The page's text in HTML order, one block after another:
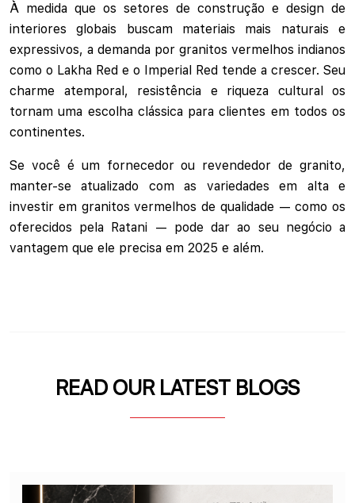
À medida que os setores de construção e design de
interiores globais buscam materiais mais naturais e
expressivos, a demanda por granitos vermelhos indianos
como o Lakha Red e o Imperial Red tende a crescer. Seu
charme atemporal, resistência e riqueza cultural os
tornam uma escolha clássica para clientes em todos os
continentes.
Se você é um fornecedor ou revendedor de granito,
manter-se atualizado com as variedades em alta e
investir em granitos vermelhos de qualidade — como os
oferecidos pela Ratani — pode dar ao seu negócio a
vantagem que ele precisa em 2025 e além.
READ OUR LATEST BLOGS